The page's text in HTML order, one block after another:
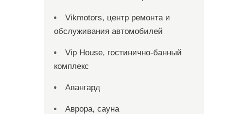
Vikmotors, центр ремонта и
обслуживания автомобилей
Vip House, гостинично-банный
комплекс
Авангард
Аврора, сауна